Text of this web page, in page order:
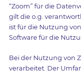
“Zoom” für die
gilt die o.g.
ist für die Nutzung
Software für die
Bei der Nutzung von
verarbeitet. Der